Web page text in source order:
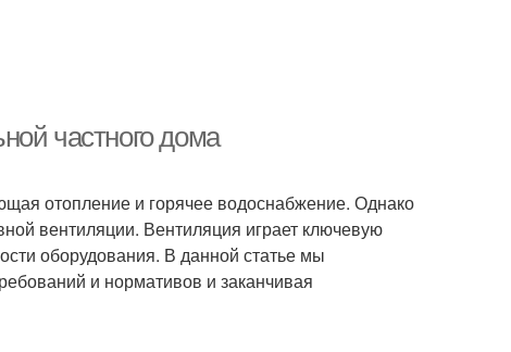
частного дома
отопление и горячее водоснабжение. Однако
вентиляции. Вентиляция играет ключевую
оборудования. В данной статье мы
и нормативов и заканчивая